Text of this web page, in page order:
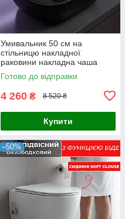
Умивальник 50 см на
стільницю накладної
раковини накладна чаша
чорний матовий
Готово до відправки
4 260 ₴ 8 520 ₴
Купити
–50%